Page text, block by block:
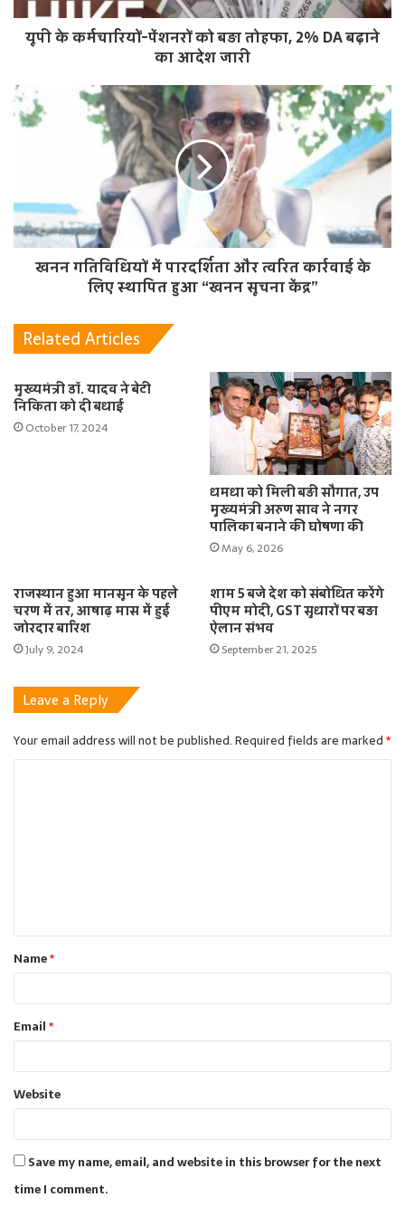
यूपी के कर्मचारियों-पेंशनरों को बड़ा तोहफा, 2% DA बढ़ाने
का आदेश जारी
खनन गतिविधियों में पारदर्शिता और त्वरित कार्रवाई के
लिए स्थापित हुआ “खनन सूचना केंद्र”
Related Articles
मुख्यमंत्री डॉ. यादव ने बेटी
निकिता को दी बधाई
October 17, 2024
धमधा को मिली बड़ी सौगात, उप
मुख्यमंत्री अरुण साव ने नगर
पालिका बनाने की घोषणा की
May 6, 2026
राजस्थान हुआ मानसून के पहले
चरण में तर, आषाढ़ मास में हुई
जोरदार बारिश
July 9, 2024
शाम 5 बजे देश को संबोधित करेंगे
पीएम मोदी, GST सुधारों पर बड़ा
ऐलान संभव
September 21, 2025
Leave a Reply
Your email address will not be published.Required fields are marked*
t
*Name*
Email*
Website
Save my name, email, and website in this browser for the next
time I comment.